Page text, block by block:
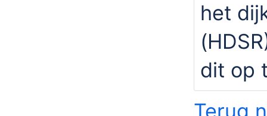
het
dit op
Terug